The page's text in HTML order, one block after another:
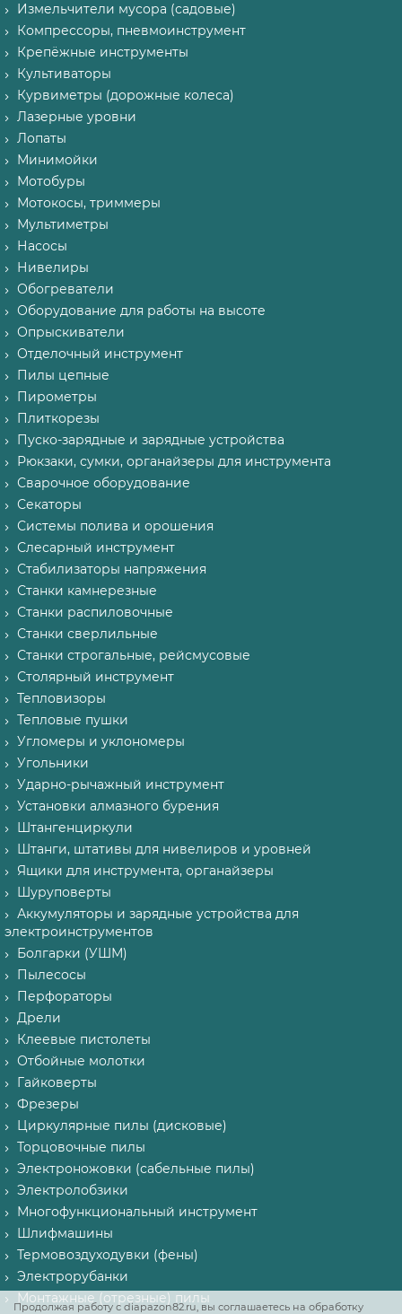
Продолжая работу с diapazon82.ru, вы соглашаетесь на обработку
Измельчители мусора (садовые)
Компрессоры, пневмоинструмент
Крепёжные инструменты
Культиваторы
Курвиметры (дорожные колеса)
Лазерные уровни
Лопаты
Минимойки
Мотобуры
Мотокосы, триммеры
Мультиметры
Насосы
Нивелиры
Обогреватели
Оборудование для работы на высоте
Опрыскиватели
Отделочный инструмент
Пилы цепные
Пирометры
Плиткорезы
Пуско-зарядные и зарядные устройства
Рюкзаки, сумки, органайзеры для инструмента
Сварочное оборудование
Секаторы
Системы полива и орошения
Слесарный инструмент
Стабилизаторы напряжения
Станки камнерезные
Станки распиловочные
Станки сверлильные
Станки строгальные, рейсмусовые
Столярный инструмент
Тепловизоры
Тепловые пушки
Угломеры и уклономеры
Угольники
Ударно-рычажный инструмент
Установки алмазного бурения
Штангенциркули
Штанги, штативы для нивелиров и уровней
Ящики для инструмента, органайзеры
Шуруповерты
Аккумуляторы и зарядные устройства для
электроинструментов
Болгарки (УШМ)
Пылесосы
Перфораторы
Дрели
Клеевые пистолеты
Отбойные молотки
Гайковерты
Фрезеры
Циркулярные пилы (дисковые)
Торцовочные пилы
Электроножовки (сабельные пилы)
Электролобзики
Многофункциональный инструмент
Шлифмашины
Термовоздуходувки (фены)
Электрорубанки
Монтажные (отрезные) пилы